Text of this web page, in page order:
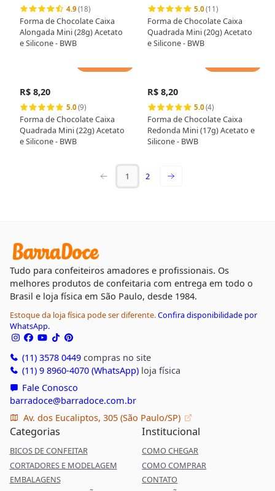
4.9(18)
Forma de Chocolate Caixa
Alongada Mini (28g) Acetato
e Silicone - BWB
5.0(11)
Forma de Chocolate Caixa
Quadrada Mini (20g) Acetato
e Silicone - BWB
R$ 8,20
5.0(9)
Forma de Chocolate Caixa
Quadrada Mini (22g) Acetato
e Silicone - BWB
R$ 8,20
5.0(4)
Forma de Chocolate Caixa
Redonda Mini (17g) Acetato e
Silicone - BWB
1 2
Tudo para confeiteiros amadores e profissionais. Os
melhores produtos de confeitaria com entrega em todo o
Brasil e loja física em São Paulo, desde 1984.
Estoque da loja física pode ser diferente.Confira disponibilidade por
WhatsApp.
(11) 3578 0449compras no site
(11) 9 8960-4070 (WhatsApp)loja física
Fale Conosco
barradoce@barradoce.com.br
Av. dos Eucaliptos, 305 (São Paulo/SP)
Categorias
BICOS DE CONFEITAR
CORTADORES E MODELAGEM
EMBALAGENS
Institucional
COMO CHEGAR
COMO COMPRAR
CONTATO